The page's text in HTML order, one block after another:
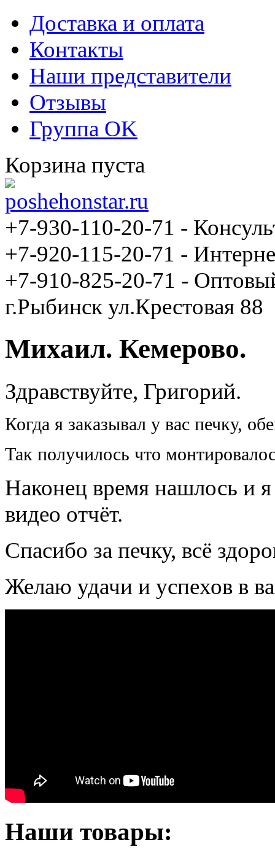
Доставка и оплата
Контакты
Наши представители
Отзывы
Группа OK
Корзина пуста
+7-930-110-20-71 -
+7-920-115-20-71 -
+7-910-825-20-71 -
г.Рыбинск ул.Крестовая 88
Михаил. Кемерово.
Здравствуйте, Григорий.
Когда я заказывал у вас печку,
Так получилось что
Наконец время нашлось и
видео отчёт.
Спасибо за печку, всё
Желаю удачи и успехов в
Наши товары: